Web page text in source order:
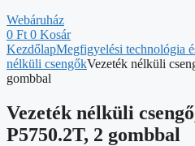
Webáruház
0 Ft 0 Kosár
KezdőlapMegfigyelési technológia
nélküli csengőkVezeték nélküli
gombbal
Vezeték nélküli
P5750.2T, 2 gombbal